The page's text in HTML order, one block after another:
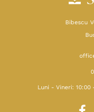
Bibescu
Luni - Vineri: 10:00